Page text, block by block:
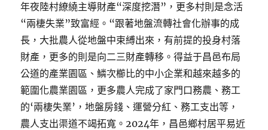
年夜陸村繚繞主導財產“深度挖潛”，更多村則是念活
“兩棲失業”致富經。“跟著地盤流轉社會化辦事的成
長，大批農人從地盤中束縛出來，有前提的投身村落
財產，更多的則是向二三財產轉移。得益于昌邑布局
公道的產業園區、鱗次櫛比的中小企業和越來越多的
範圍化農業園區，更多農人完成了家門口務農、務工
的‘兩棲失業’，地盤房錢、運營分紅、務工支出等，
農人支出渠道不竭拓寬。2024年，昌邑鄉村居平易近